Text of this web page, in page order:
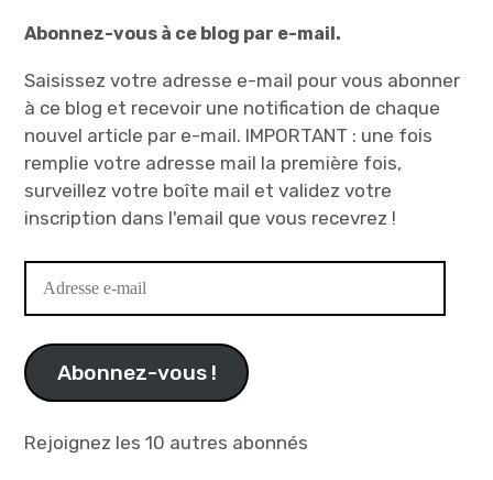
Abonnez-vous à ce blog par e-mail.
Saisissez votre adresse e-mail pour vous abonner
à ce blog et recevoir une notification de chaque
nouvel article par e-mail. IMPORTANT : une fois
remplie votre adresse mail la première fois,
surveillez votre boîte mail et validez votre
inscription dans l'email que vous recevrez !
e-
Abonnez-vous !
Rejoignez les 10 autres abonnés